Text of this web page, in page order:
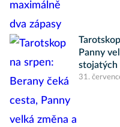
Panny
stojatých
31.